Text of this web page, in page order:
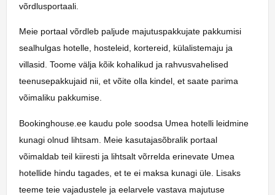
võrdlusportaali.
Meie portaal võrdleb paljude majutuspakkujate pakkumisi
sealhulgas hotelle, hosteleid, kortereid, külalistemaju ja
villasid. Toome välja kõik kohalikud ja rahvusvahelised
teenusepakkujaid nii, et võite olla kindel, et saate parima
võimaliku pakkumise.
Bookinghouse.ee kaudu pole soodsa Umea hotelli leidmine
kunagi olnud lihtsam. Meie kasutajasõbralik portaal
võimaldab teil kiiresti ja lihtsalt võrrelda erinevate Umea
hotellide hindu tagades, et te ei maksa kunagi üle. Lisaks
teeme teie vajadustele ja eelarvele vastava majutuse